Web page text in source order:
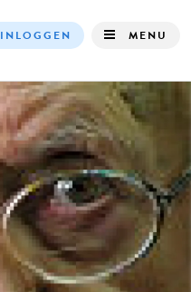
navigation
INLOGGEN MENU